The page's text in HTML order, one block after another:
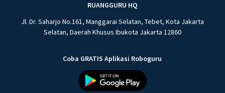
RUANGGURU HQ
Jl. Dr. Saharjo No.161, Manggarai Selatan, Tebet, Kota Jakarta
Selatan, Daerah Khusus Ibukota Jakarta 12860
Coba GRATIS Aplikasi Roboguru